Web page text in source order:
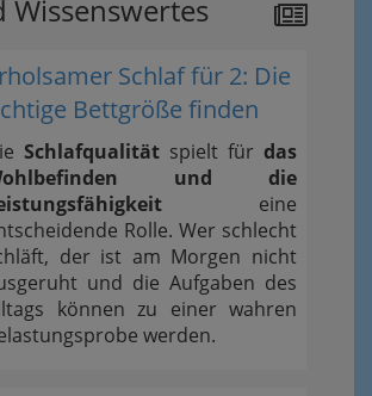
Wissenswertes
Schlaf für 2: Die
Bettgröße finden
Schlafqualität spielt für das
und die
eine
Rolle. Wer schlecht
der ist am Morgen nicht
und die Aufgaben des
können zu einer wahren
werden.